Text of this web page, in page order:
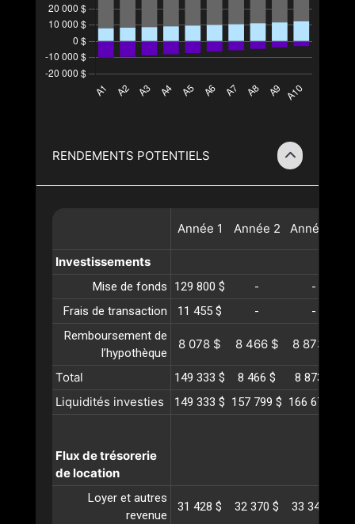
RENDEMENTS POTENTIELS
Année 1 Année 2 Année
Investissements
Mise de fonds 129 800 $ -
-
Frais de transaction
11 455 $ -
-
Remboursement de
l’hypothèque
8 078 $ 8 466 $ 8 873 $
Total 149 333 $ 8 466 $ 8 873 $
Liquidités investies 149 333 $ 157 799 $ 166 673 $
Flux de trésorerie
de location
Loyer et autres
revenue
31 428 $ 32 370 $ 33 341 $